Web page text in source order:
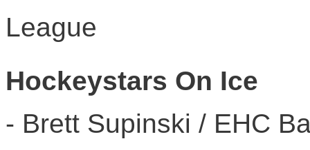
League
Hockeystars On Ice
- Brett Supinski / EHC